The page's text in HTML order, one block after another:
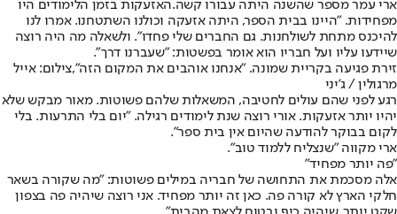
ארי עמר מספר שהשנה היתה עבורו קשה.האזעקות בזמן הלימודים היו
מפחידות. "היינו בבית הספר, היתה אזעקה וכולנו השתטחנו. אמרו לנו
להיכנס מתחת לשולחנות. גם החברים שלי פחדו". ולשאלה מה היה רוצה
שיידעו עליו ועל חבריו הוא אומר בפשטות: "שעברנו דרך".
זירת פגיעה בקריית שמונה. "אנחנו אוהבים את המקום הזה",צילום: אייל
מרגולין / ג'יני
רגע לפני שהם עולים לחטיבה, המשאלות שלהם פשוטות. מאור מבקש שלא
יהיו יותר אזעקות. אורי רוצה שנת לימודים רגילה. "יום בלי התרעות. בלי
לקום בבוקר להודעה שהיום אין בית ספר".
ארי מקווה "שנצליח ללמוד טוב".
"פה יותר מפחיד"
אלה מסכמת את התחושה של חבריה במילים פשוטות: "מה שקורה בשאר
חלקי הארץ לא קורה פה. כאן זה יותר מפחיד. אני רוצה שיהיה פה בצפון